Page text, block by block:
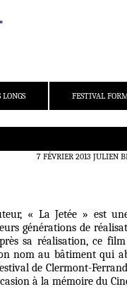
FESTIVAL
7 FÉVRIER 2013 JULIEN
« La Jetée » est
générations de
sa réalisation, ce
nom au bâtiment qui
de Clermont-
à la mémoire du